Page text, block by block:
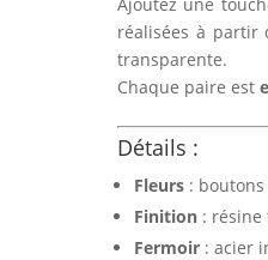
réalisées à partir
transparente.
Chaque paire est
Détails :
Fleurs : boutons
Finition :
Fermoir : acier